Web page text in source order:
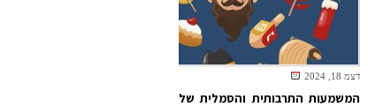
דצמ 18, 2024
המשמעות התרבותית והסמלית של